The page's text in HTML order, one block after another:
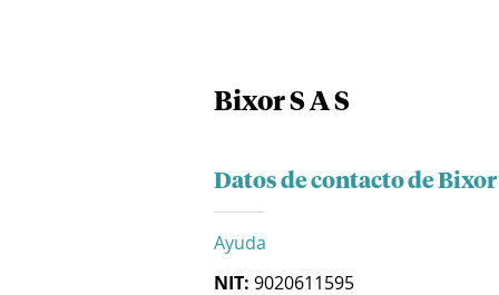
Bixor S A S
Datos de contacto de Bixor
Ayuda
NIT: 9020611595